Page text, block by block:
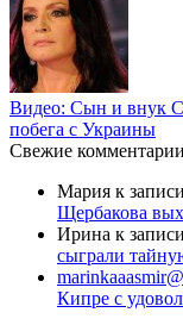
Видео: Сын и внук
побега с Украины
Свежие комментарии
Мария к записи
Щербакова
Ирина к записи
сыграли
Кипре с